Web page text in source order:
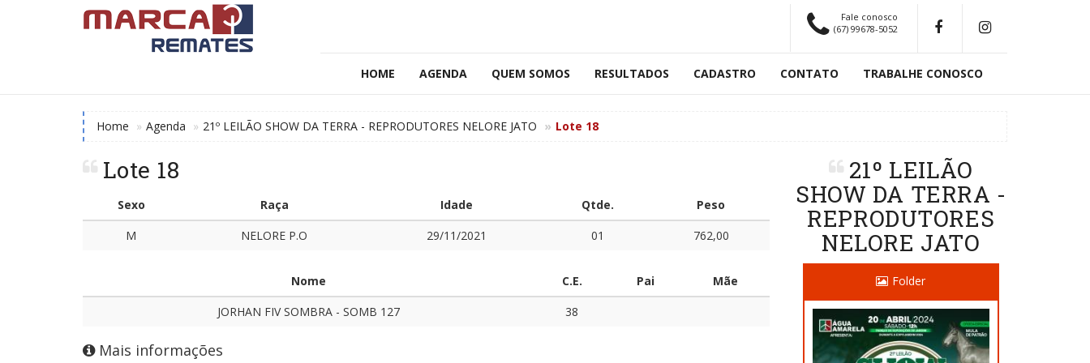
Fale conosco
(67) 99678-5052
HOME AGENDA QUEM SOMOS RESULTADOS CADASTRO CONTATO TRABALHE CONOSCO
Home Agenda 21º LEILÃO SHOW DA TERRA - REPRODUTORES NELORE JATO Lote 18
Lote 18
Sexo Raça Idade Qtde.
Peso
M
NELORE P.O 29/11/2021 01 762,00
Nome C.E. Pai
Mãe
JORHAN FIV SOMBRA - SOMB 127
38
Mais informações
21º LEILÃO
SHOW DA TERRA -
REPRODUTORES
NELORE JATO
Folder